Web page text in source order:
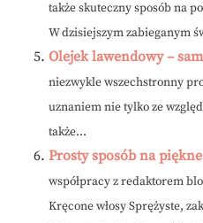
także skuteczny sposób na
W dzisiejszym zabieganym
Olejek lawendowy –
niezwykle wszechstronny
uznaniem nie tylko ze
także...
Prosty sposób na
współpracy z redaktorem
Kręcone włosy Sprężyste,